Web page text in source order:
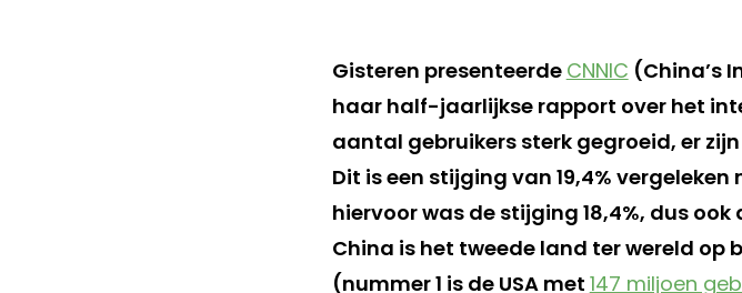
Gisteren presenteerde CNNIC (China’s
haar half-jaarlijkse rapport over het
aantal gebruikers sterk gegroeid, er
Dit is een stijging van 19,4%
hiervoor was de stijging 18,4%, dus
China is het tweede land ter wereld
(nummer 1 is de USA met 147 miljoen